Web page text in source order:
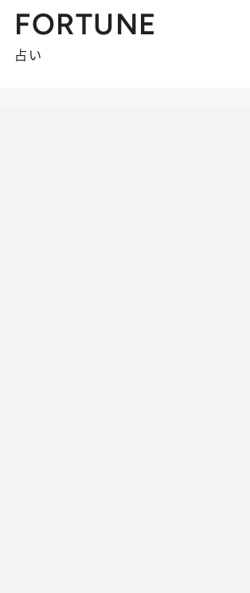
FORTUNE
占い